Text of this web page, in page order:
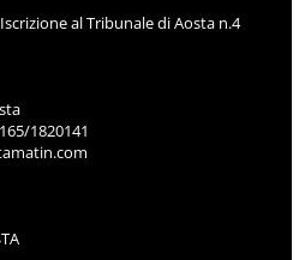
al Tribunale di Aosta n.4
1820141